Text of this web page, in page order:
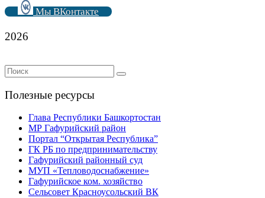
Мы ВКонтакте
2026
Полезные ресурсы
Глава Республики Башкортостан
МР Гафурийский район
Портал “Открытая Республика”
ГК РБ по предпринимательству
Гафурийский районный суд
МУП «Тепловодоснабжение»
Гафурийское ком. хозяйство
Сельсовет Красноусольский ВК